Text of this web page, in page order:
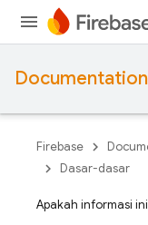
Documentation
Firebase
Dasar-dasar
Apakah informasi